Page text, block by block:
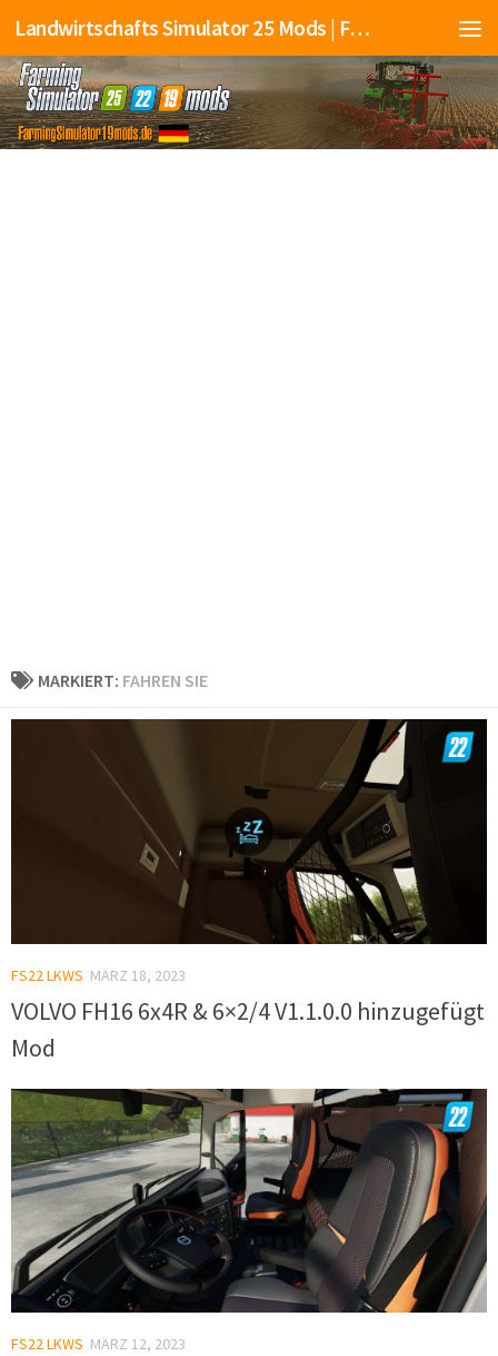
Landwirtschafts Simulator 25 Mods | Farming Simulator 25 Mods | FS25 Mods
MARKIERT: FAHREN SIE
FS22 LKWS MÄRZ 18, 2023
VOLVO FH16 6x4R & 6×2/4 V1.1.0.0 hinzugefügt
Mod
FS22 LKWS MÄRZ 12, 2023